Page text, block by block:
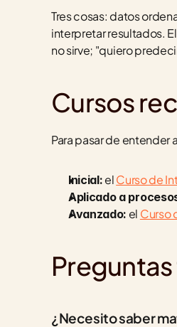
Tres cosas: datos
interpretar resultados.
no sirve; "quiero
Cursos
Para pasar de entender
Inicial: el Curso de
Aplicado a
Avanzado: el Curso
¿Necesito saber